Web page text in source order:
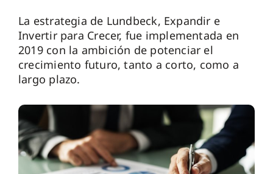
La estrategia de Lundbeck, Expandir e
Invertir para Crecer, fue implementada en
2019 con la ambición de potenciar el
crecimiento futuro, tanto a corto, como a
largo plazo.